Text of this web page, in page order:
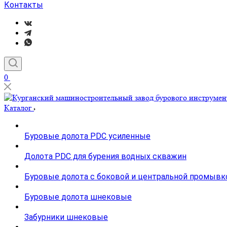
Контакты
0
Каталог
Буровые долота PDC усиленные
Долота PDC для бурения водных скважин
Буровые долота с бoковой и центральной
Буровые долота шнековые
Забурники шнековые